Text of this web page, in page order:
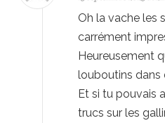
Oh la vache les
carrément
Heureusement
louboutins dans
Et si tu pouvais
trucs sur les